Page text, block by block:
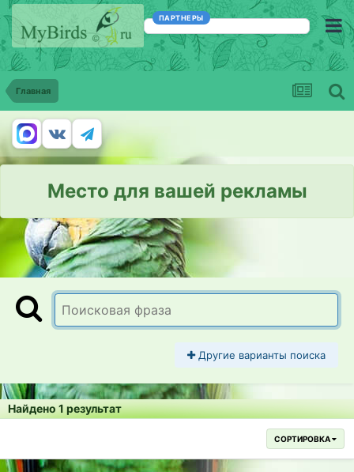
ПАРТНЕРЫ
Главная
Место для вашей рекламы
Другие варианты поиска
Найдено 1 результат
СОРТИРОВКА